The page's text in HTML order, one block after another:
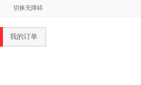
切换无障碍
我的订单